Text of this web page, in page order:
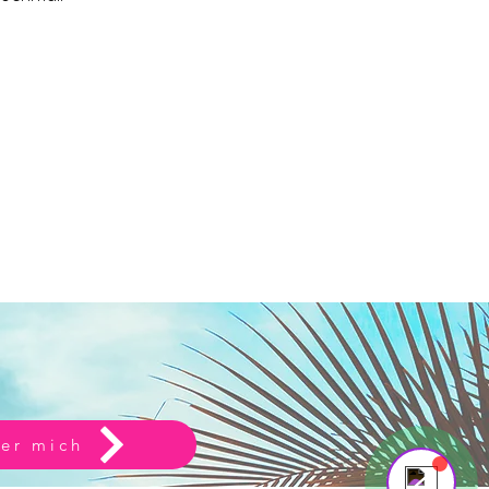
mich
Send us a message
Online
💬 na, dann schieß mal los